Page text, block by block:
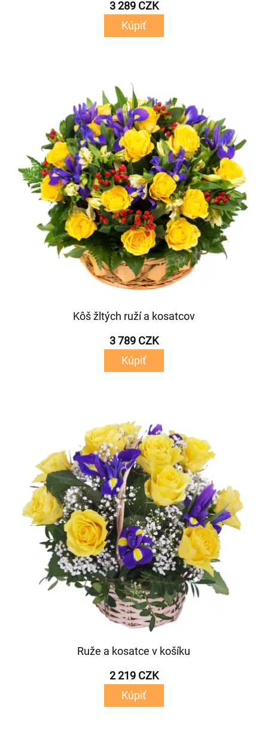
3 289 CZK
Kúpiť
Kôš žltých ruží a kosatcov
3 789 CZK
Kúpiť
Ruže a kosatce v košíku
2 219 CZK
Kúpiť